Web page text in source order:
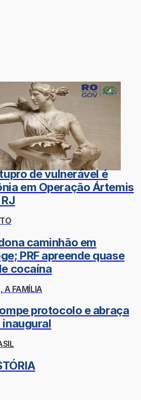
de vulnerável é
em Operação Ártemis
caminhão em
PRF apreende quase
cocaína
A FAMÍLIA
protocolo e abraça
inaugural